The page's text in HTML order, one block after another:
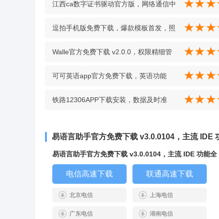
江西ca数字证书驱动官方版，网络通信中
身份标识与证明的可靠工具 v5.0
逗拍手机版免费下载，爆款模板首发，照
片秒变热门创意视频 v11.10.14 官方版
Walle官方免费下载 v2.0.0，权限精细管
理，开源工具稳定性拉满 v2.0.0
可可英语app官方免费下载，英语功能
强，听读说写练一站式学英语 v4.9.50 安
铁路12306APP下载安装，数据及时准
易语言助手官方免费下载 v3.0.0104，主流 IDE
易语言助手官方免费下载 v3.0.0104，主流 IDE 功能全
电信高速下载 联通高速下载
北京电信 上海电信
广东电信 湖南电信